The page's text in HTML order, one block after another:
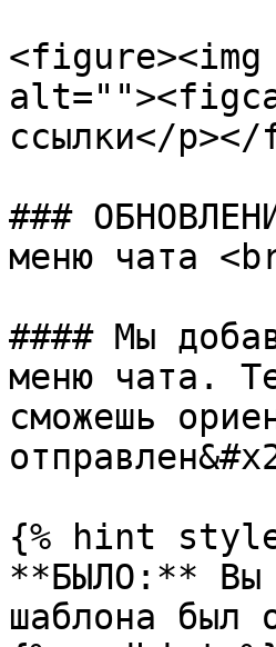
ссылки</
###
меню чата
#### Мы
меню чата.
сможешь
{% hint
**БЫЛО:** Вы
шаблона был